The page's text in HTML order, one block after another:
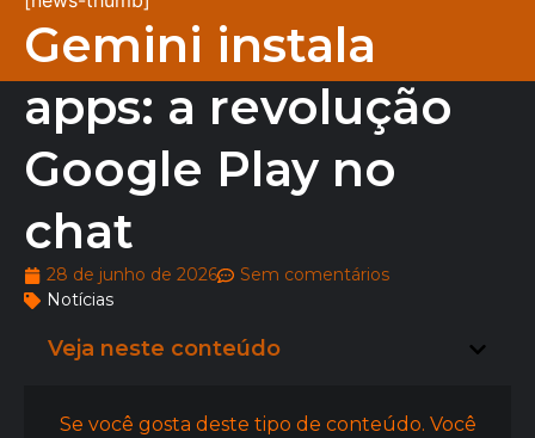
Gemini instala
apps: a revolução
Google Play no
chat
28 de junho de 2026
Sem comentários
Notícias
Veja neste conteúdo
Se você gosta deste tipo de conteúdo. Você